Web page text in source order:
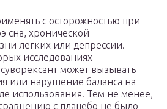
с осторожностью при
сна, хронической
легких или депрессии.
исследованиях
может вызывать
или нарушение баланса на
использования. Тем не менее,
с плацебо не было